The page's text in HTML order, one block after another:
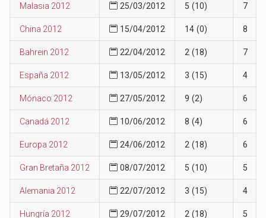
Malasia 2012 25/03/2012 5 (10) 7
China 2012 15/04/2012 14 (0) 8
Bahrein 2012 22/04/2012 2 (18) 7
España 2012 13/05/2012 3 (15) 4
Mónaco 2012 27/05/2012 9 (2) 6
Canadá 2012 10/06/2012 8 (4) 6
Europa 2012 24/06/2012 2 (18) 6
Gran Bretaña 2012 08/07/2012 5 (10) 5
Alemania 2012 22/07/2012 3 (15) 4
Hungría 2012 29/07/2012 2 (18) 5